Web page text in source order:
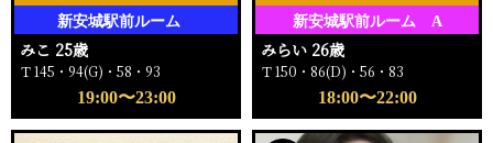
新安城駅前ルーム
みこ 25歳
Ｔ145・94(G)・58・93
19:00〜23:00
新安城駅前ルーム A
みらい 26歳
Ｔ150・86(D)・56・83
18:00〜22:00